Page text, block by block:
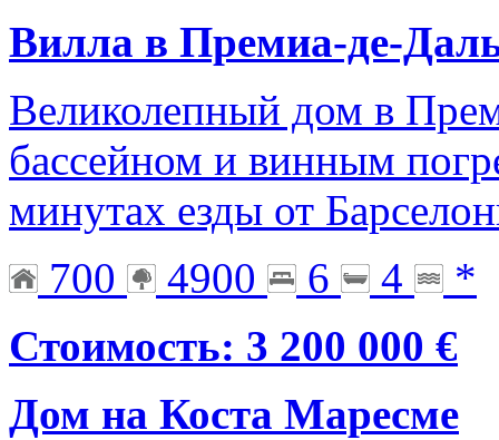
Вилла в Премиа-де-
Великолепный дом в
бассейном и винным
минутах езды от
700
4900 6 4
*
Стоимость: 3 200 000 €
Дом на Коста Маресме